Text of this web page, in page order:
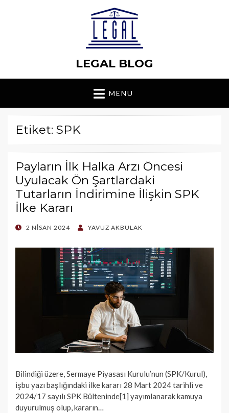
LEGAL BLOG
MENU
Etiket: SPK
Payların İlk Halka Arzı Öncesi
Uyulacak Ön Şartlardaki
Tutarların İndirimine İlişkin SPK
İlke Kararı
POSTED
2 NISAN 2024 YAVUZ AKBULAK
Bilindiği üzere, Sermaye Piyasası Kurulu’nun (SPK/Kurul),
işbu yazı başlığındaki ilke kararı 28 Mart 2024 tarihli ve
2024/17 sayılı SPK Bülteninde[1] yayımlanarak kamuya
duyurulmuş olup, kararın…